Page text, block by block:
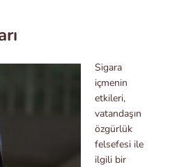
Sigara
içmenin
etkileri,
vatandaşın
özgürlük
felsefesi ile
ilgili bir